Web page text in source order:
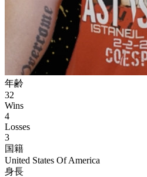
年齢
32
Wins
4
Losses
3
国籍
United States Of America
身長